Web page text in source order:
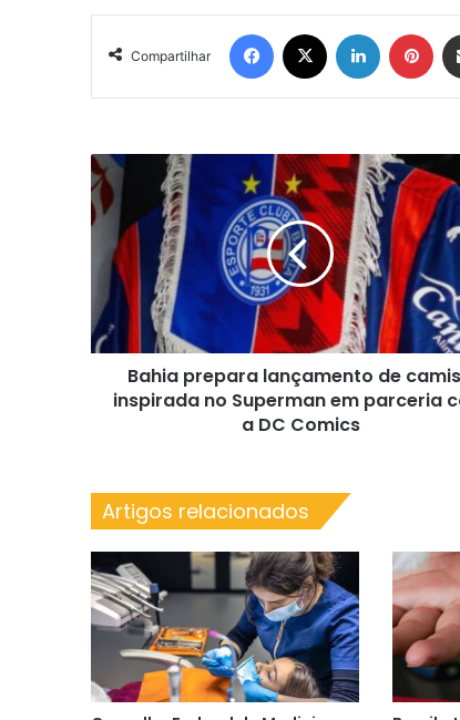
Compartilhar
Facebook Linkedin
Bahia
prepara
lançamento
camisa
inspirada
no
Superman
em
parceria
com
Bahia prepara lançamento de
inspirada no Superman em parceria
a DC Comics
Artigos relacionados